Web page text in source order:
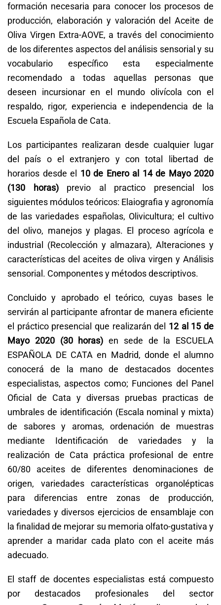
formación necesaria para conocer los procesos de
producción, elaboración y valoración del Aceite de
Oliva Virgen Extra-AOVE, a través del conocimiento
de los diferentes aspectos del análisis sensorial y su
vocabulario específico esta especialmente
recomendado a todas aquellas personas que
deseen incursionar en el mundo olivícola con el
respaldo, rigor, experiencia e independencia de la
Escuela Española de Cata.
Los participantes realizaran desde cualquier lugar
del país o el extranjero y con total libertad de
horarios desde el
10 de Enero al 14 de Mayo 2020
(130 horas)previo al practico presencial los
siguientes módulos teóricos: Elaiografia y agronomía
de las variedades españolas, Olivicultura; el cultivo
del olivo, manejos y plagas. El proceso agrícola e
industrial (Recolección y almazara), Alteraciones y
características del aceites de oliva virgen y Análisis
sensorial. Componentes y métodos descriptivos.
Concluido y aprobado el teórico, cuyas bases le
servirán al participante afrontar de manera eficiente
el práctico presencial que realizarán del 12 al 15 de
Mayo 2020 (30 horas) en sede de la ESCUELA
ESPAÑOLA DE CATA en Madrid, donde el alumno
conocerá de la mano de destacados docentes
especialistas, aspectos como; Funciones del Panel
Oficial de Cata y diversas pruebas practicas de
umbrales de identificación (Escala nominal y mixta)
de sabores y aromas, ordenación de muestras
mediante Identificación de variedades y la
realización de Cata práctica profesional de entre
60/80 aceites de diferentes denominaciones de
origen, variedades características organolépticas
para diferencias entre zonas de producción,
variedades y diversos ejercicios de ensamblaje con
la finalidad de mejorar su memoria olfato-gustativa y
aprender a maridar cada plato con el aceite más
adecuado.
El staff de docentes especialistas está compuesto
por destacados profesionales del sector